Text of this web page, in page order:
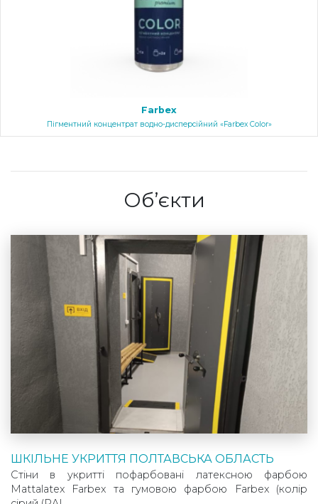
Farbex
Пігментний концентрат водно-дисперсійний «Farbex Color»
Об’єкти
ШКІЛЬНЕ УКРИТТЯ ПОЛТАВСЬКА ОБЛАСТЬ
Стіни в укритті пофарбовані латексною фарбою
Mattalatex Farbex та гумовою фарбою Farbex (колір